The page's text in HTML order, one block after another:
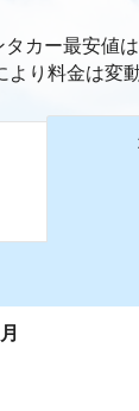
カー最安値
り料金は変
月